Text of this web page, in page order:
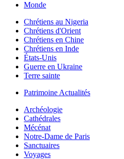
Monde
Chrétiens au Nigeria
Chrétiens d'Orient
Chrétiens en Chine
Chrétiens en Inde
États-Unis
Guerre en Ukraine
Terre sainte
Patrimoine Actualités
Archéologie
Cathédrales
Mécénat
Notre-Dame de Paris
Sanctuaires
Voyages